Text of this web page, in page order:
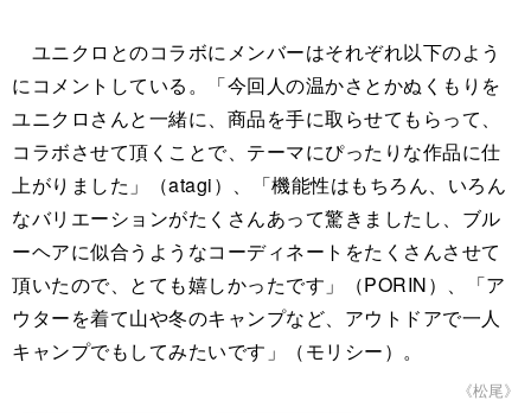
ユニクロとのコラボにメンバーはそれぞれ以下のよう
にコメントしている。「今回人の温かさとかぬくもりを
ユニクロさんと一緒に、商品を手に取らせてもらって、
コラボさせて頂くことで、テーマにぴったりな作品に仕
上がりました」（atagi）、「機能性はもちろん、いろん
なバリエーションがたくさんあって驚きましたし、ブル
ーヘアに似合うようなコーディネートをたくさんさせて
頂いたので、とても嬉しかったです」（PORIN）、「ア
ウターを着て山や冬のキャンプなど、アウトドアで一人
キャンプでもしてみたいです」（モリシー）。
《松尾》